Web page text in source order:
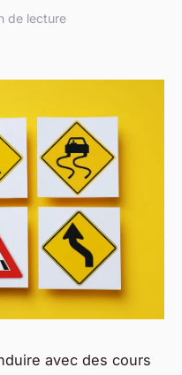
de lecture
avec des cours